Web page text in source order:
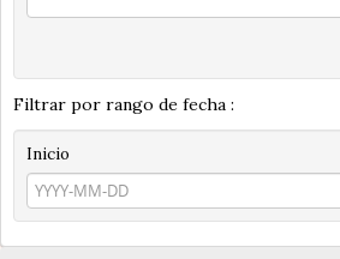
Filtrar por rango de fecha :
Inicio